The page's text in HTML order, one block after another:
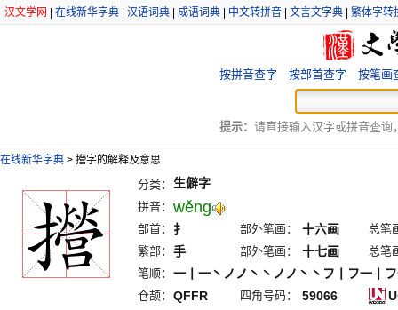
汉文学网 在线新华字典 汉语词典 成语词典 中文转拼音 文言文字典 繁体字转
按拼音查字 按部首查字 按笔画
提示： 请直接输入汉字或拼音查询
在线新华字典 > 攚字的解释及意思
分类： 生僻字
拼音： wěng
部首： 扌 部外笔画： 十六画
总笔
繁部： 手 部外笔画： 十七画
总笔
笔顺： 一丨一丶ノノ丶丶ノノ丶丶フ丨フ一丨
仓颉： QFFR 四角号码： 59066